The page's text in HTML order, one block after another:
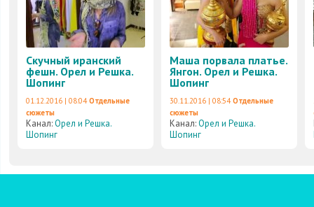
Скучный иранский
фешн. Орел и Решка.
Шопинг
01.12.2016 | 08:04 Отдельные
сюжеты
Канал:Орел и Решка.
Шопинг
Маша порвала платье.
Янгон. Орел и Решка.
Шопинг
30.11.2016 | 08:54 Отдельные
сюжеты
Канал:Орел и Решка.
Шопинг